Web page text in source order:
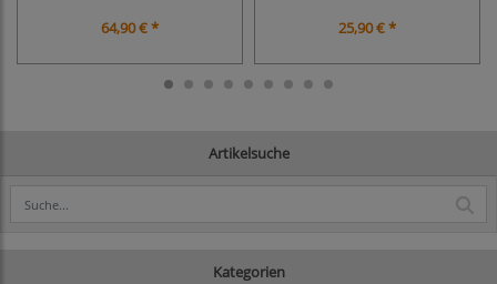
Artikelsuche
Kategorien
64,90 € * 25,90 € *